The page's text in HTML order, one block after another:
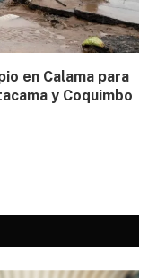
en Calama para
y Coquimbo